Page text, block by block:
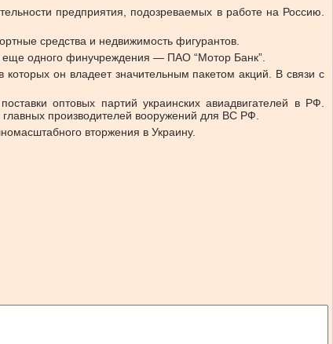
предприятия, подозреваемых в работе на Россию.
средства и недвижимость фигурантов.
еще одного финучреждения — ПАО “Мотор Банк”.
которых он владеет значительным пакетом акций. В связи с
оптовых партий украинских авиадвигателей в РФ.
производителей вооружений для ВС РФ.
вторжения в Украину.